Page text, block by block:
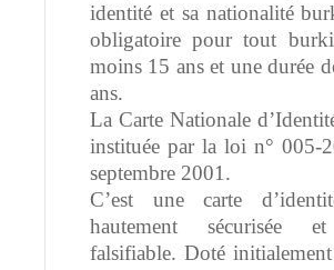
identité et sa nationalité
obligatoire pour tout
moins 15 ans et une durée
ans.
La Carte Nationale
instituée par la loi n° 005-
septembre 2001.
C’est une carte
hautement sécurisée
falsifiable. Doté